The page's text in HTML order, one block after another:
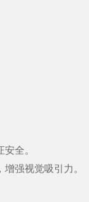
全。
强视觉吸引力。